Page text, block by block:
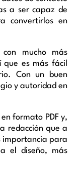
a ser capaz de
convertirlos en
mucho más
es más fácil
Con un buen
y autoridad en
formato PDF y,
redacción que a
importancia para
el diseño, más